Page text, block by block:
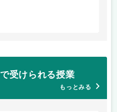
受けられる授業
もっとみる